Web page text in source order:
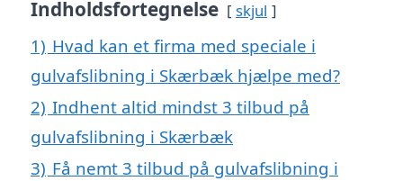
Indholdsfortegnelse skjul
1) Hvad kan et firma med speciale i
gulvafslibning i Skærbæk hjælpe med?
2) Indhent altid mindst 3 tilbud på
gulvafslibning i Skærbæk
3) Få nemt 3 tilbud på gulvafslibning i